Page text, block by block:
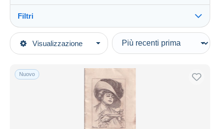
Visualizzazione
Categorie principali
Calendari
Formato piccolo : 1901-20
Filtri
Tipo di vendita
In corso
Aste senza offerte
Nuovo